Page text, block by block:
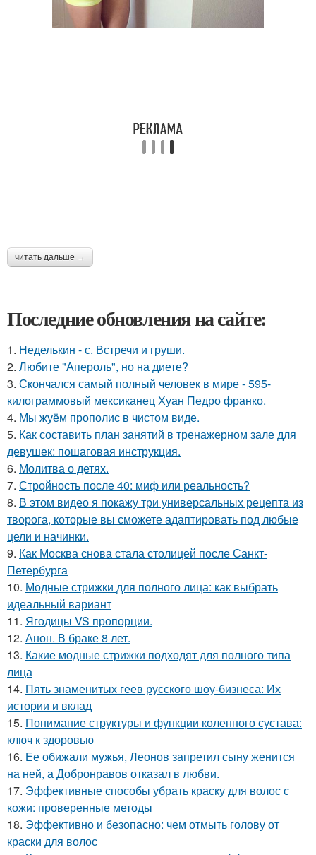
читать дальше →
Последние обновления на сайте:
1. Неделькин - с. Встречи и груши.
2. Любите "Апероль", но на диете?
3. Скончался самый полный человек в мире - 595-
килограммовый мексиканец Хуан Педро франко.
4. Мы жуём прополис в чистом виде.
5. Как составить план занятий в тренажерном зале для
девушек: пошаговая инструкция.
6. Молитва о детях.
7. Стройность после 40: миф или реальность?
8. В этом видео я покажу три универсальных рецепта из
творога, которые вы сможете адаптировать под любые
цели и начинки.
9. Как Москва снова стала столицей после Санкт-
Петербурга
10. Модные стрижки для полного лица: как выбрать
идеальный вариант
11. Ягодицы VS пропорции.
12. Анон. В браке 8 лет.
13. Какие модные стрижки подходят для полного типа
лица
14. Пять знаменитых геев русского шоу-бизнеса: Их
истории и вклад
15. Понимание структуры и функции коленного сустава:
ключ к здоровью
16. Ее обижали мужья, Леонов запретил сыну женится
на ней, а Добронравов отказал в любви.
17. Эффективные способы убрать краску для волос с
кожи: проверенные методы
18. Эффективно и безопасно: чем отмыть голову от
краски для волос